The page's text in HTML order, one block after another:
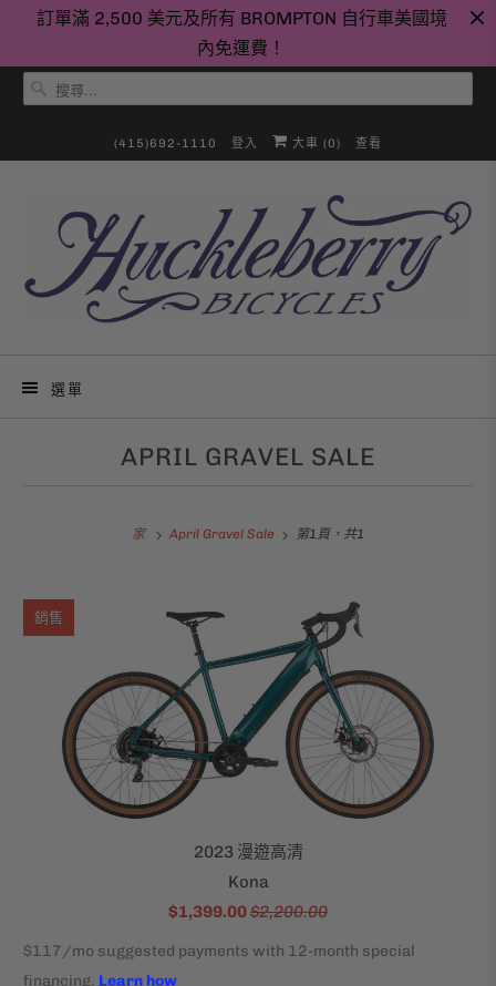
訂單滿 2,500 美元及所有 BROMPTON 自行車美國境
內免運費！
(415)692-1110 登入 大車 (0) 查看
選單
APRIL GRAVEL SALE
家 April Gravel Sale 第1頁，共1
2023 漫遊高清
Kona
$1,399.00$2,200.00
銷售